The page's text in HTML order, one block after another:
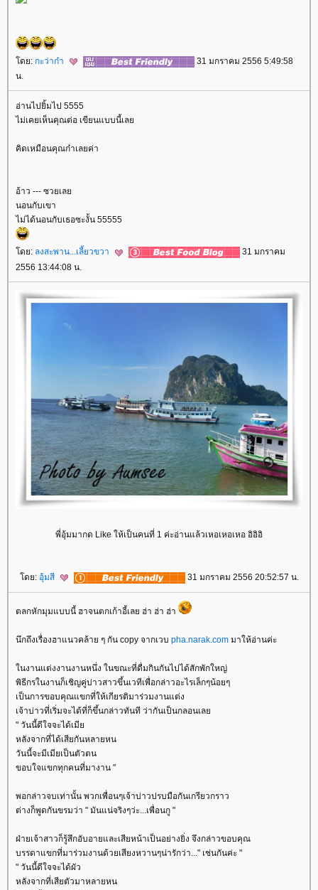
ดย: กะว่าก๋า
31 มกราคม 2556 5:49:58
น.
อ่านไปยิ้มไป 5555
ไม่เคยเห็นคุณต่อ เขียนแบบนี้เล
คิดเหมือนคุณก๋าเลยค่า
อ้าว --- ซวยเล
นอนกับเขา
ไม่ได้นอนกับเธอซะงั้น 55555
ดย: ลงสะพาน...เลี้ยวขวา
31 มกราคม
2556 13:44:08 น.
พี่อุ้มมากด Like ให้เป็นคนที่ 1 ค่ะอ่านแล้วเหอเหอเหอ อิอิอิ
ดย: อุ้มสี 31 มกราคม 2556 20:52:57 น.
ตลกหักมุมแบบนี้ ฮาจนตกเก้าอี้เลย ฮ่า ฮ่า ฮ่า
นึกถึงเรื่องฮาแนวคล้าย ๆ กัน copy จากเวบ pha.narak.com มาให้อ่านค่ะ
นงานแต่งงานงานหนึ่ง ในขณะที่ดื่มกินกันไปได้สักพักใหญ่
พิธีกรในงานก็เชิญคู่บ่าวสาวขึ้นเวทีเพื่อกล่าวอะไรเล็กๆน้อยๆ
เป็นการขอบคุณแขกที่ให้เกียรติมาร่วมงานแต่ง
เจ้าบ่าวที่เริ่มจะได้ที่ก็ขึ้นกล่าวทันที ว่ากันเป็นกลอนเล
" วันนี้ดีใจจะได้เมี
หลังจากที่ได้เสียกันหลายหน
วันนี้จะมีเมียเป็นตัวตน
ขอบใจแขกทุกคนที่มางาน "
พอกล่าวจบเท่านั้น พวกเพื่อนๆเจ้าบ่าวปรบมือกันเกรียวกราว
ต่างก็พูดกันขรมว่า " มันแน่จริงๆว่ะ...เพื่อนกู "
ฝ่ายเจ้าสาวก็รู้สึกอับอายและเสียหน้าเป็นอย่างยิ่ง จึงกล่าวขอบคุณ
บรรดาแขกที่มาร่วมงานด้วยเสียงหวานๆน่ารักว่า..." เช่นกันค่ะ "
" วันนี้ดีใจจะได้ผัว
หลังจากที่เสียตัวมาหลายหน